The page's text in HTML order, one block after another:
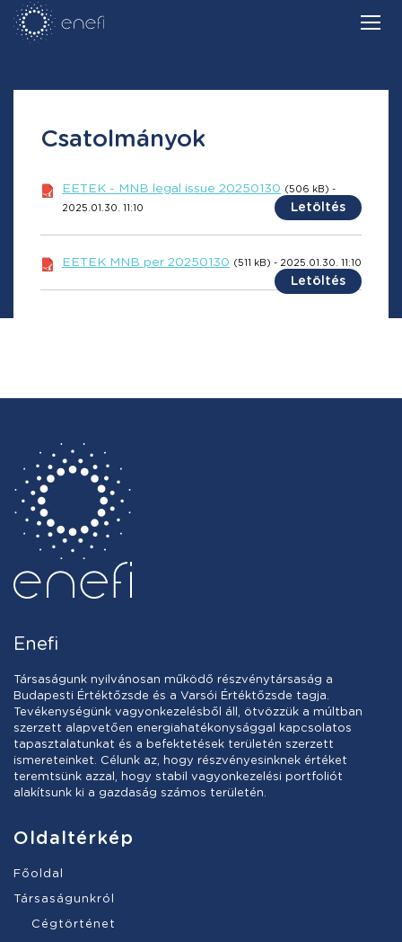
Csatolmányok
EETEK - MNB legal issue 20250130 (506 kB) -
2025.01.30. 11:10 Letöltés
EETEK MNB per 20250130 (511 kB) - 2025.01.30. 11:10
Letöltés
Enefi
Társaságunk nyilvánosan működő részvénytársaság a
Budapesti Értéktőzsde és a Varsói Értéktőzsde tagja.
Tevékenységünk vagyonkezelésből áll, ötvözzük a múltban
szerzett alapvetően energiahatékonysággal kapcsolatos
tapasztalatunkat és a befektetések területén szerzett
ismereteinket. Célunk az, hogy részvényesinknek értéket
teremtsünk azzal, hogy stabil vagyonkezelési portfoliót
alakítsunk ki a gazdaság számos területén.
Oldaltérkép
Főoldal
Társaságunkról
Cégtörténet